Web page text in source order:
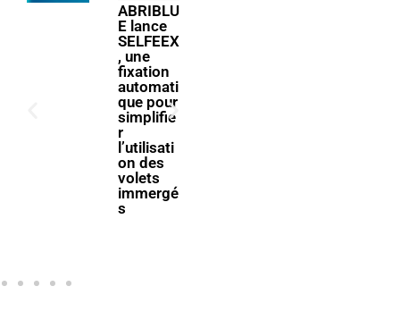
ABRIBLU
E lance
SELFEEX
, une
fixation
automati
que pour
simplifie
r
l’utilisati
on des
volets
immergé
s